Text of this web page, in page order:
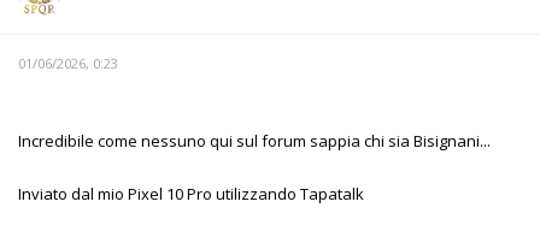
01/06/2026, 0:23
Incredibile come nessuno qui sul forum sappia chi sia Bisignani...
Inviato dal mio Pixel 10 Pro utilizzando Tapatalk